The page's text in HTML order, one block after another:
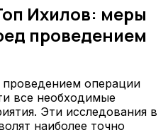
Ихилов: меры
проведением
операции
все необходимые
Эти исследования в
наиболее точно